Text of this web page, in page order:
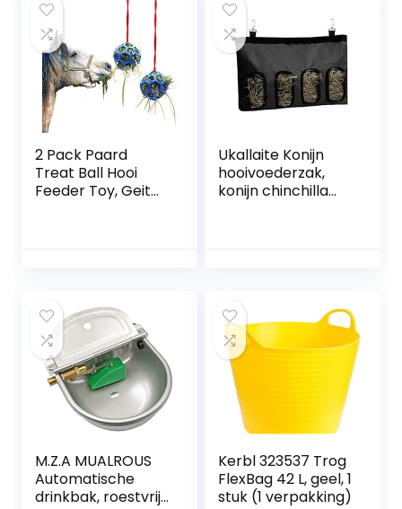
2 Pack Paard
Treat Ball Hooi
Feeder Toy, Geit
Ukallaite Konijn
hooivoederzak,
konijn chinchilla
M.Z.A MUALROUS
Automatische
drinkbak, roestvrij
Kerbl 323537 Trog
FlexBag 42 L, geel, 1
stuk (1 verpakking)